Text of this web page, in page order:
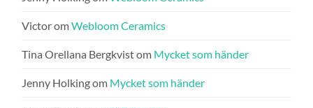
VictoromWebloom Ceramics
Tina Orellana Bergkvistom Mycket som händer
Jenny Holkingom Mycket som händer